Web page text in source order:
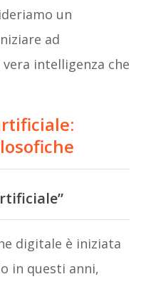
un
ad
intelligenza che
digitale è iniziata
in questi anni,